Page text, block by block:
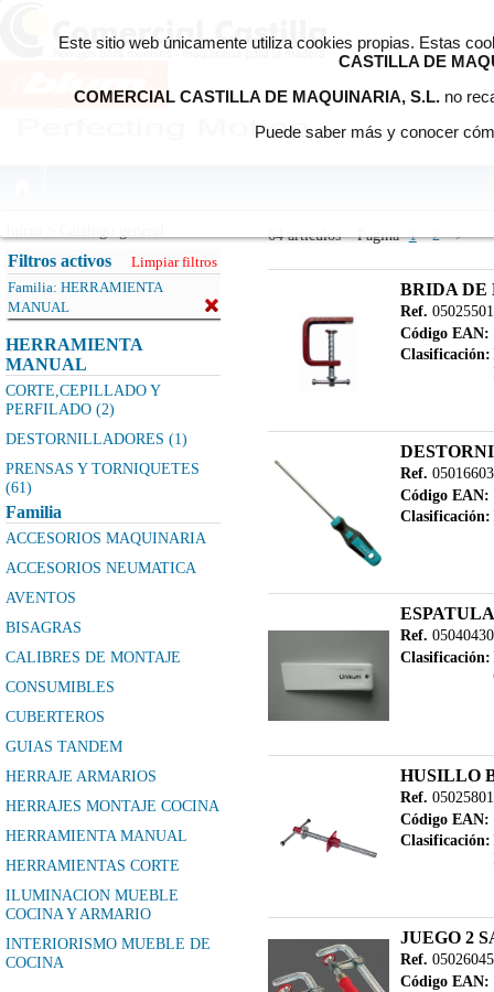
Filtros activos
Limpiar filtros
Familia: HERRAMIENTA
MANUAL
HERRAMIENTA
MANUAL
CORTE,CEPILLADO Y
PERFILADO (2)
DESTORNILLADORES (1)
PRENSAS Y TORNIQUETES
(61)
Familia
ACCESORIOS MAQUINARIA
ACCESORIOS NEUMATICA
AVENTOS
BISAGRAS
CALIBRES DE MONTAJE
CONSUMIBLES
CUBERTEROS
GUIAS TANDEM
HERRAJE ARMARIOS
HERRAJES MONTAJE COCINA
HERRAMIENTA MANUAL
HERRAMIENTAS CORTE
ILUMINACION MUEBLE
COCINA Y ARMARIO
INTERIORISMO MUEBLE DE
COCINA
Página 1 2 >
64 artículos
BRIDA DE
Ref.
Código EAN:
Clasificación:
Ref.
Código EAN:
Clasificación:
Ref.
Clasificación:
HUSILLO
Ref.
Código EAN:
Clasificación:
JUEGO 2
Ref.
Código EAN:
Este sitio web únicamente utiliza cookies propias. Estas
CASTILLA DE
COMERCIAL CASTILLA DE MAQUINARIA, S.L.no
Puede saber más y conocer